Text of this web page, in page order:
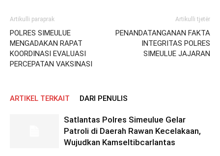
Artikulli paraprak
POLRES SIMEULUE
MENGADAKAN RAPAT
KOORDINASI EVALUASI
PERCEPATAN VAKSINASI
Artikulli tjetër
PENANDATANGANAN FAKTA
INTEGRITAS POLRES
SIMEULUE JAJARAN
ARTIKEL TERKAIT DARI PENULIS
Satlantas Polres Simeulue Gelar
Patroli di Daerah Rawan Kecelakaan,
Wujudkan Kamseltibcarlantas